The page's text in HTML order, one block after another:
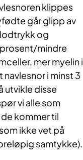
klippes
går glipp av
og
mindre
mer myelin i
i minst 3
utvikle disse
vi alle som
kommer til
ikke vet på
samtykke).